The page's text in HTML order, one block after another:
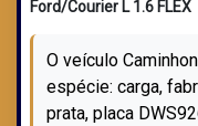
Ford/Courier L 1.6 FLEX
O veículo
espécie: carga,
prata, placa